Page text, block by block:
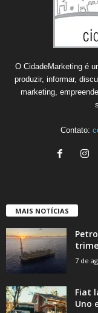
O CidadeMarketing é
produzir, informar,
marketing,
Contato:
MAIS NOTÍCIAS
7 de
Fiat
Uno